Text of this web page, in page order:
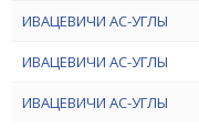
ИВАЦЕВИЧИ АС-УГЛЫ
ИВАЦЕВИЧИ АС-УГЛЫ
ИВАЦЕВИЧИ АС-УГЛЫ